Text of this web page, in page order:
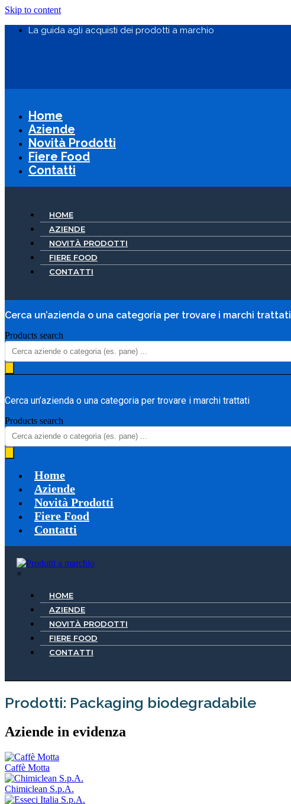
Skip to content
La guida agli acquisti dei prodotti a marchio
Home
Aziende
Novità Prodotti
Fiere Food
Contatti
HOME
AZIENDE
NOVITÀ PRODOTTI
FIERE FOOD
CONTATTI
Cerca un’azienda o una categoria per trovare i marchi trattati
Products search
Cerca un’azienda o una categoria per trovare i marchi trattati
Products search
Home
Aziende
Novità Prodotti
Fiere Food
Contatti
×
HOME
AZIENDE
NOVITÀ PRODOTTI
FIERE FOOD
CONTATTI
Prodotti: Packaging biodegradabile
Aziende in evidenza
Caffè Motta
Chimiclean S.p.A.